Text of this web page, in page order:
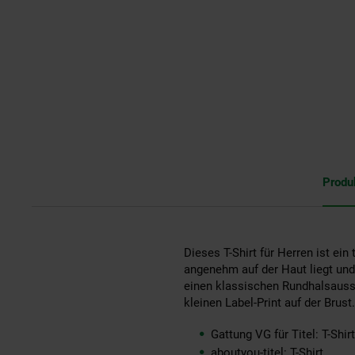
Dieses T-Shirt für Herren ist
angenehm auf der Haut liegt
einen klassischen
kleinen Label-Print auf der Brust.
Gattung VG für Titel: T-Shirt